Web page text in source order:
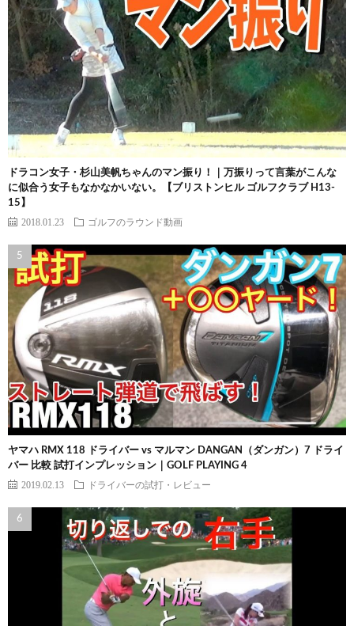
ドラコン女子・杉山美帆ちゃんのマン振り！｜万振りって言葉がこんな
に似合う女子もなかなかいない。【ブリストンヒル ゴルフクラブ H13-
15】
2018.01.23 ゴルフのラウンド動画
ヤマハ RMX 118 ドライバー vs マルマン DANGAN（ダンガン）7 ドライ
バー 比較 試打インプレッション｜GOLF PLAYING 4
2019.02.13 ドライバーの試打・レビュー